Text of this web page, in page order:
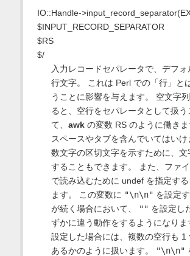
IO::Handle-
$INPUT_RECORD_SEPARATOR
$RS
$/
入力レコードセパレータで、デフォ
行文字。 これは Perl での「行」と
うことに影響を与えます。 空文字
ると、空行をセパレータとして扱う
て、 awkの変数 RS のように働き
スペースやタブを含んでいてはい
数文字の区切文字を示すために、文
することもできます。 また、ファ
で読み込むために undef を指定する
ます。 この変数に "\n\n" を設定
が続く場合において、
"" を設定し
ずかに違う動作をするようになりま
設定した場合には、複数の空行も 1
あるかのように扱います。
"\n\n"